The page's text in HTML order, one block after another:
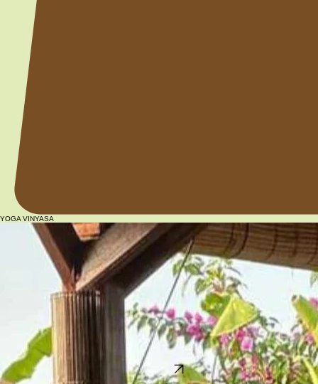
YOGA VINYASA
Recentre-toi sur ton corps, ton esprit et ton souffle avec des séances de yoga comme des rituels
de bien-être.
Pour sortir du stress du quotidien, te connecter au moment présent, ou te sentir bien dans ton
corps et dans ta tête, le yoga viendra t'accompagner dans cette direction.
à Instant Bastide, Cabriès :
Yoga Vinyasa - Samedis 10:15
Assouplissement & Relaxation - Jeudis 17:30
Stretch & Reset - Dimanche 18:30
Réservation
Cours privés :